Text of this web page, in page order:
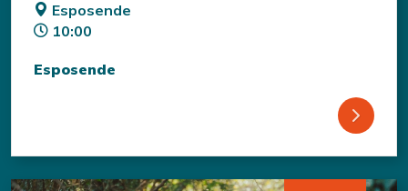
Esposende
10:00
Esposende